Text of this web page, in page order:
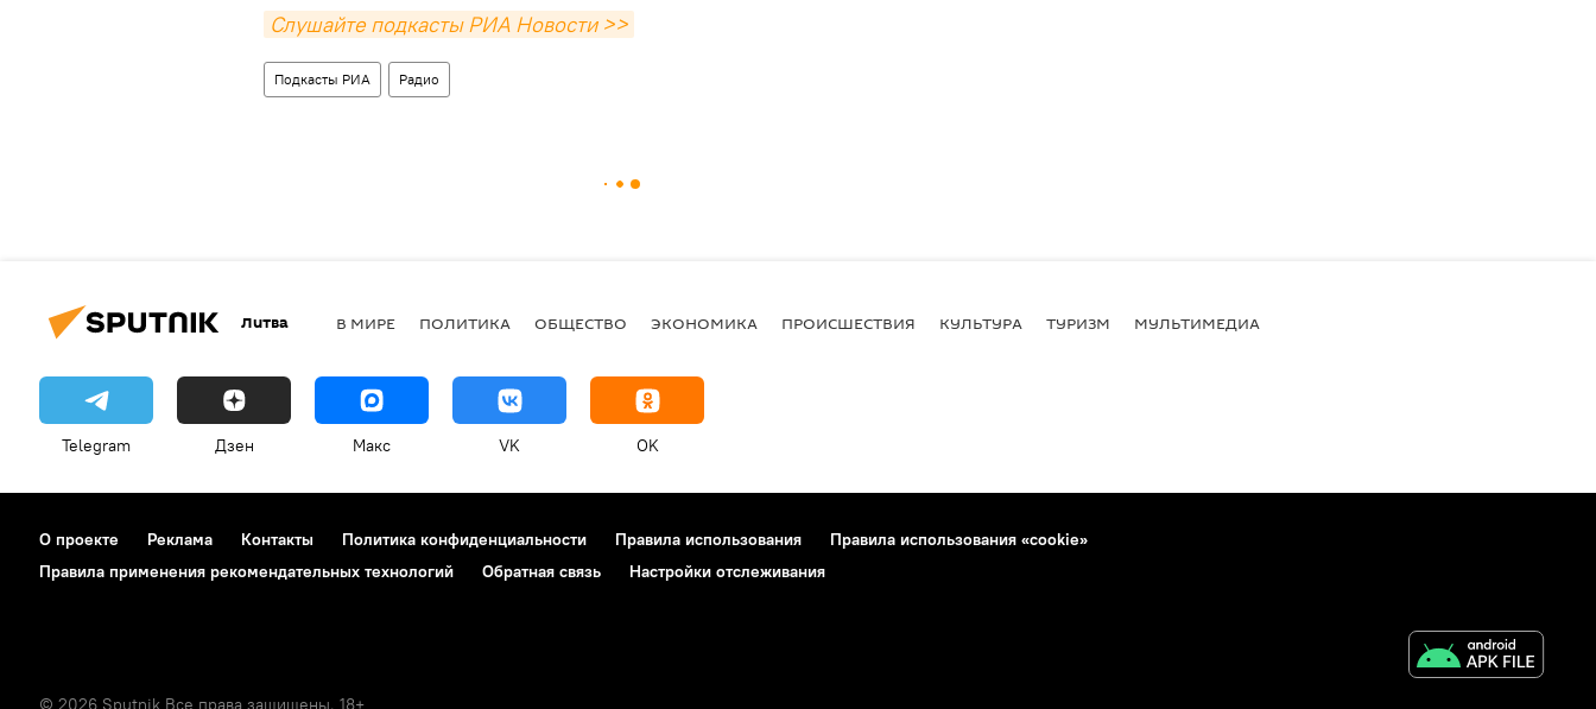
Слушайте подкасты РИА Новости >>
Подкасты РИА Радио
Литва В МИРЕ ПОЛИТИКА ОБЩЕСТВО ЭКОНОМИКА ПРОИСШЕСТВИЯ КУЛЬТУРА ТУРИЗМ МУЛЬТИМЕДИА
Telegram Дзен Макс VK OK
О проекте Реклама Контакты Политика конфиденциальности Правила использования
Правила использования «cookie»
Правила применения рекомендательных технологий
Обратная связь Настройки отслеживания
© 2026 Sputnik Все права защищены. 18+